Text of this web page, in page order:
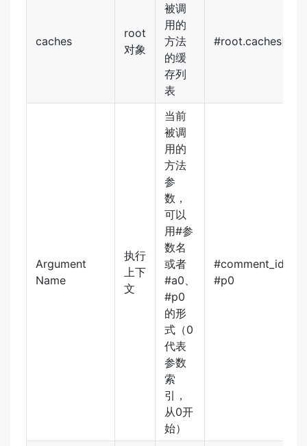
caches
root
对象
被调
用的
方法
的缓
存列
表
Argument
Name
执行
上下
文
当前
被调
用的
方法
参
数，
可以
用#参
数名
或者
#a0、
#p0
的形
式（0
代表
参数
索
引，
从0开
始）
#comment_id、
#p0